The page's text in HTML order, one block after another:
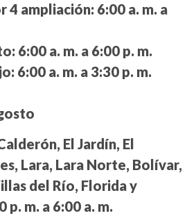
4 ampliación: 6:00 a. m. a
6:00 a. m. a 6:00 p. m.
6:00 a. m. a 3:30 p. m.
El Jardín, El
Lara, Lara Norte, Bolívar,
del Río, Florida y
p. m. a 6:00 a. m.